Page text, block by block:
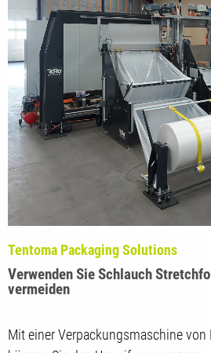
Verwenden Sie Schlauch
Tentoma Packaging Solutions